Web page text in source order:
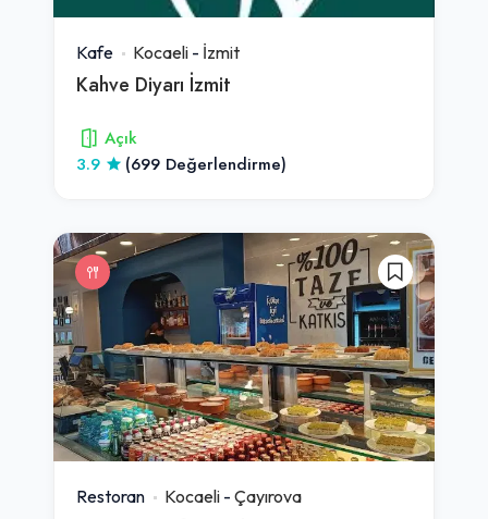
Kafe Kocaeli - İzmit
Kahve Diyarı İzmit
Açık
3.9
(699 Değerlendirme)
Restoran Kocaeli - Çayırova